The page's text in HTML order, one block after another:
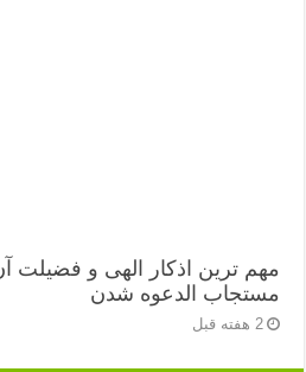
مهم ترین اذکار الهی و
مستجاب الدعوه شدن
2 هفته قبل